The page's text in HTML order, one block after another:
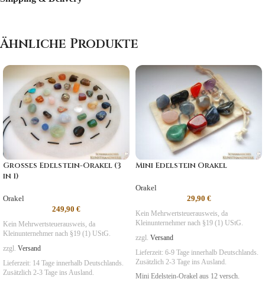
Ähnliche Produkte
Großes Edelstein-Orakel (3
in 1)
Orakel
249,90 €
Kein Mehrwertsteuerausweis, da
Kleinunternehmer nach §19 (1) UStG.
zzgl. Versand
Lieferzeit: 14 Tage innerhalb Deutschlands.
Zusätzlich 2-3 Tage ins Ausland.
Mini Edelstein Orakel
Orakel
29,90 €
Kein Mehrwertsteuerausweis, da
Kleinunternehmer nach §19 (1) UStG.
zzgl. Versand
Lieferzeit: 6-9 Tage innerhalb Deutschlands.
Zusätzlich 2-3 Tage ins Ausland.
Mini Edelstein-Orakel aus 12 versch.